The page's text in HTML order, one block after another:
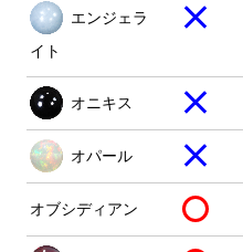
エンジェラ
イト
オニキス
オパール
オブシディアン